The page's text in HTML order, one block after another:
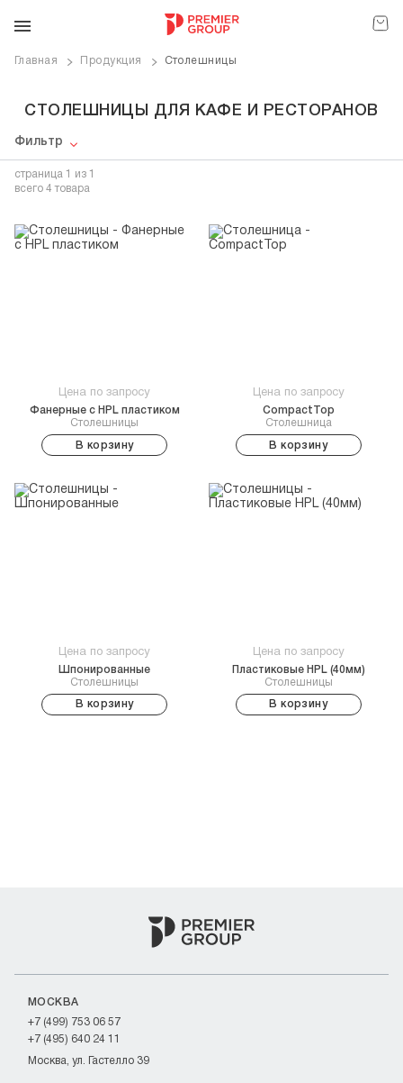
Главная Продукция Столешницы
СТОЛЕШНИЦЫ ДЛЯ КАФЕ И РЕСТОРАНОВ
Фильтр
страница 1
из 1
всего 4 товара
Цена по запросу
Столешницы
Фанерные с HPL пластиком
В корзину
Цена по запросу
Столешница
CompactTop
В корзину
Цена по запросу
Столешницы
Шпонированные
В корзину
Цена по запросу
Столешницы
Пластиковые HPL (40мм)
В корзину
МОСКВА
+7 (499) 753 06 57
+7 (495) 640 24 11
Москва, ул. Гастелло 39